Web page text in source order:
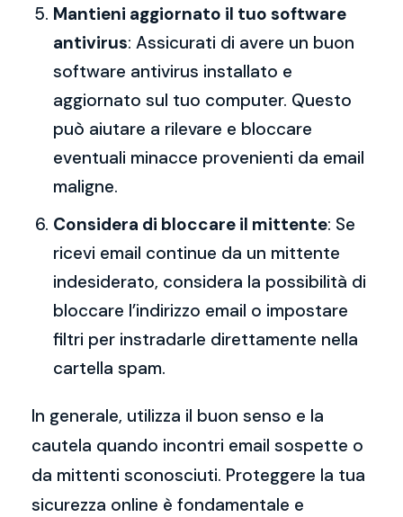
Mantieni aggiornato il tuo software
antivirus: Assicurati di avere un buon
software antivirus installato e
aggiornato sul tuo computer. Questo
può aiutare a rilevare e bloccare
eventuali minacce provenienti da email
maligne.
Considera di bloccare il mittente: Se
ricevi email continue da un mittente
indesiderato, considera la possibilità di
bloccare l’indirizzo email o impostare
filtri per instradarle direttamente nella
cartella spam.
In generale, utilizza il buon senso e la
cautela quando incontri email sospette o
da mittenti sconosciuti. Proteggere la tua
sicurezza online è fondamentale e